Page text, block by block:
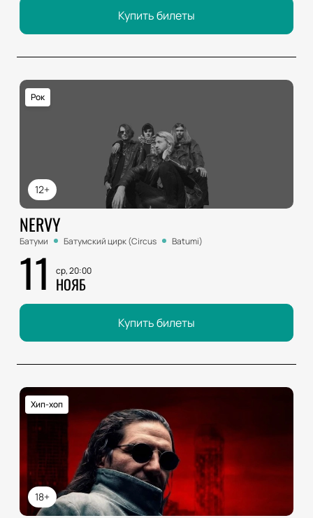
Купить билеты
12+
Рок
NERVY
Батуми Батумский цирк (Circus Batumi)
11 ср, 20:00
НОЯБ
Купить билеты
18+
Хип-хоп